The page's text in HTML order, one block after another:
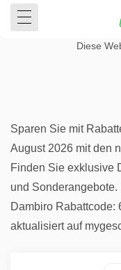
Diese
Sparen Sie mit
August 2026 mit den
Finden Sie exklusive
und
Dambiro
aktualisiert auf